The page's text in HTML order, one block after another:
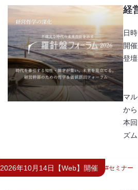
経
日
開
登
山
マ
か
本
ズ
2026年10月14日【Web】開催 セミナー